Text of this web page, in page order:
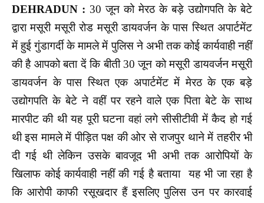
DEHRADUN : 30 जून को मेरठ के बड़े उद्योगपति के बेटे
द्वारा मसूरी मसूरी रोड मसूरी डायवर्जन के पास स्थित अपार्टमेंट
में हुई गुंडागर्दी के मामले में पुलिस ने अभी तक कोई कार्यवाही नहीं
की है आपको बता दें कि बीती 30 जून को मसूरी डायवर्जन मसूरी
डायवर्जन के पास स्थित एक अपार्टमेंट में मेरठ के एक बड़े
उद्योगपति के बेटे ने वहीं पर रहने वाले एक पिता बेटे के साथ
मारपीट की थी यह पूरी घटना वहां लगे सीसीटीवी में कैद हो गई
थी इस मामले में पीड़ित पक्ष की ओर से राजपुर थाने में तहरीर भी
दी गई थी लेकिन उसके बावजूद भी अभी तक आरोपियों के
खिलाफ कोई कार्यवाही नहीं की गई है बताया यह भी जा रहा है
कि आरोपी काफी रसूखदार हैं इसलिए पुलिस उन पर कारवाई